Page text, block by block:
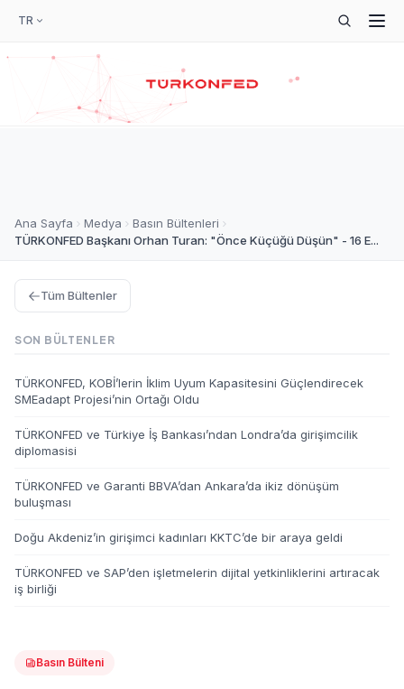
TR
Ana Sayfa Medya
Basın Bültenleri
TÜRKONFED Başkanı Orhan Turan: "Önce Küçüğü Düşün" - 16 E...
Basın Bülteni
Tüm Bültenler
SON BÜLTENLER
TÜRKONFED, KOBİ’lerin İklim Uyum Kapasitesini Güçlendirecek
SMEadapt Projesi’nin Ortağı Oldu
TÜRKONFED ve Türkiye İş Bankası’ndan Londra’da girişimcilik
diplomasisi
TÜRKONFED ve Garanti BBVA’dan Ankara’da ikiz dönüşüm
buluşması
Doğu Akdeniz’in girişimci kadınları KKTC’de bir araya geldi
TÜRKONFED ve SAP’den işletmelerin dijital yetkinliklerini artıracak
iş birliği